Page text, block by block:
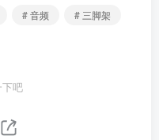
# 音频
# 三脚架
吧